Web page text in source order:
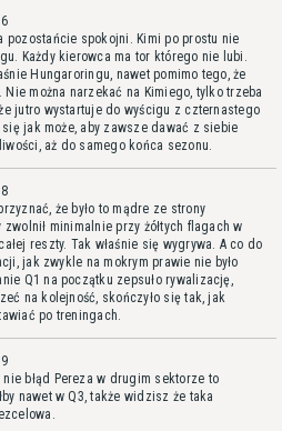
pozostańcie spokojni. Kimi po prostu nie
Każdy kierowca ma tor którego nie lubi.
Hungaroringu, nawet pomimo tego, że
Nie można narzekać na Kimiego, tylko trzeba
jutro wystartuje do wyścigu z czternastego
jak może, aby zawsze dawać z siebie
aż do samego końca sezonu.
że było to mądre ze strony
zwolnił minimalnie przy żółtych flagach w
reszty. Tak właśnie się wygrywa. A co do
jak zwykle na mokrym prawie nie było
Q1 na początku zepsuło rywalizację,
na kolejność, skończyło się tak, jak
po treningach.
nie błąd Pereza w drugim sektorze to
nawet w Q3, także widzisz że taka